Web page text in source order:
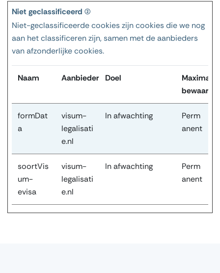
Niet geclassificeerd (2)
Niet-geclassificeerde cookies zijn cookies die we nog
aan het classificeren zijn, samen met de aanbieders
van afzonderlijke cookies.
Naam Aanbieder Doel
Maximale
formDat
a
visum-
legalisati
e.nl
In afwachting
Perm
anent
soortVis
um-
evisa
visum-
legalisati
e.nl
In afwachting
Perm
anent